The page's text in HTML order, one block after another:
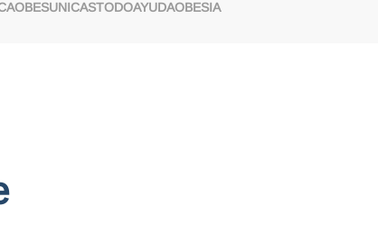
OBESUNICASTODOAYUDAOBESIA